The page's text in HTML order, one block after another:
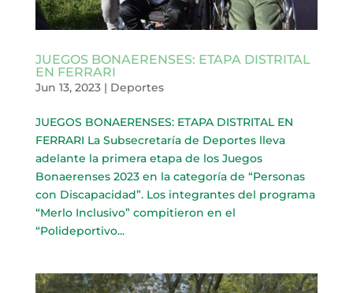
JUEGOS BONAERENSES: ETAPA DISTRITAL
EN FERRARI
Jun 13, 2023| Deportes
JUEGOS BONAERENSES: ETAPA DISTRITAL EN
FERRARI La Subsecretaría de Deportes lleva
adelante la primera etapa de los Juegos
Bonaerenses 2023 en la categoría de “Personas
con Discapacidad”. Los integrantes del programa
“Merlo Inclusivo” compitieron en el
“Polideportivo...